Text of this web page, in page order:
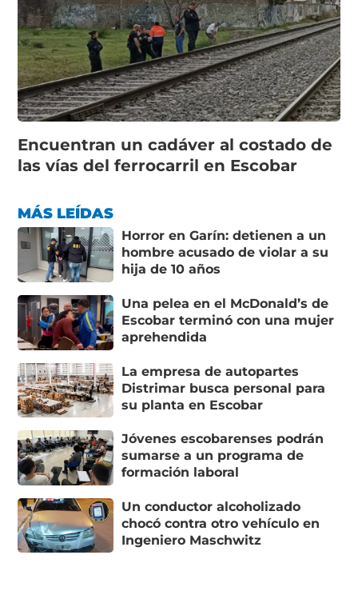
Encuentran un cadáver al costado de
las vías del ferrocarril en Escobar
MÁS LEÍDAS
Horror en Garín: detienen a un
hombre acusado de violar a su
hija de 10 años
Una pelea en el McDonald’s de
Escobar terminó con una mujer
aprehendida
La empresa de autopartes
Distrimar busca personal para
su planta en Escobar
Jóvenes escobarenses podrán
sumarse a un programa de
formación laboral
Un conductor alcoholizado
chocó contra otro vehículo en
Ingeniero Maschwitz